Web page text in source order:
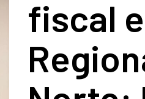
fiscal